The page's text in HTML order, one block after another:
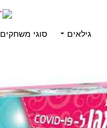
גילאים סוגי משחקים